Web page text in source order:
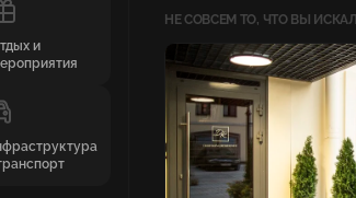
и
НЕ СОВСЕМ ТО, ЧТО ВЫ